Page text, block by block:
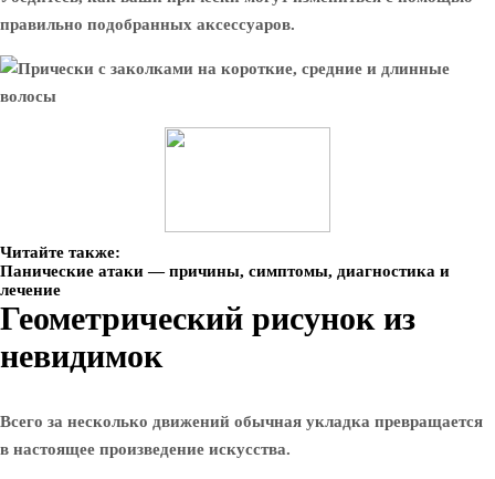
правильно подобранных аксессуаров.
Читайте также:
Панические атаки — причины, симптомы, диагностика и
лечение
Геометрический рисунок из
невидимок
Всего за несколько движений обычная укладка превращается
в настоящее произведение искусства.